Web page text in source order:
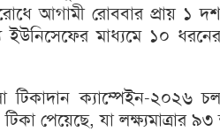
আগামী রোববার প্রায় ১
ইউনিসেফের মাধ্যমে ১০
টিকাদান ক্যাম্পেইন-২০২৬
পেয়েছে, যা লক্ষ্যমাত্রার